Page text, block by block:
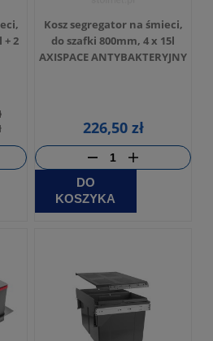
+ 2
Kosz segregator na śmieci,
do szafki 800mm, 4 x 15l
AXISPACE ANTYBAKTERYJNY
226,50 zł
DO
KOSZYKA